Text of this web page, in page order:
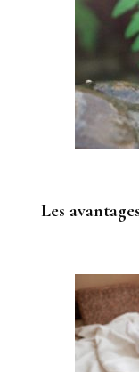
Les